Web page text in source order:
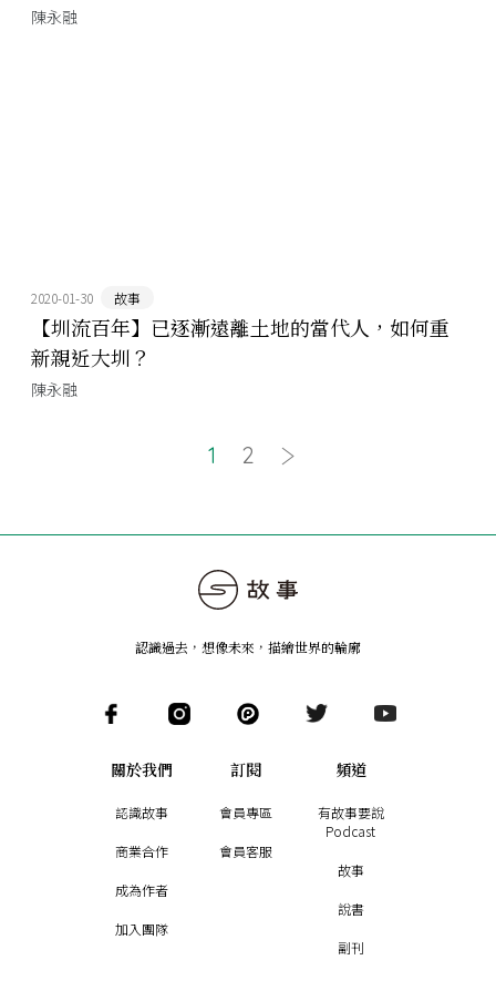
陳永融
2020-01-30 故事
【圳流百年】已逐漸遠離土地的當代人，如何重
新親近大圳？
陳永融
1 2
認識過去，想像未來 ， 描繪世界的輪廓
關於我們
認識故事
商業合作
成為作者
加入團隊
訂閱
會員專區
會員客服
頻道
有故事要說
Podcast
故事
說書
副刊